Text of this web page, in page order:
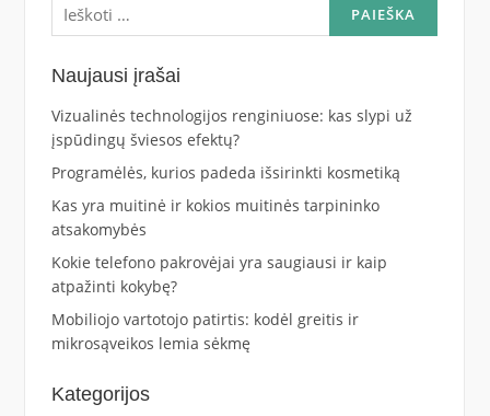
Naujausi įrašai
Vizualinės technologijos renginiuose: kas slypi už
įspūdingų šviesos efektų?
Programėlės, kurios padeda išsirinkti kosmetiką
Kas yra muitinė ir kokios muitinės tarpininko
atsakomybės
Kokie telefono pakrovėjai yra saugiausi ir kaip
atpažinti kokybę?
Mobiliojo vartotojo patirtis: kodėl greitis ir
mikrosąveikos lemia sėkmę
Kategorijos